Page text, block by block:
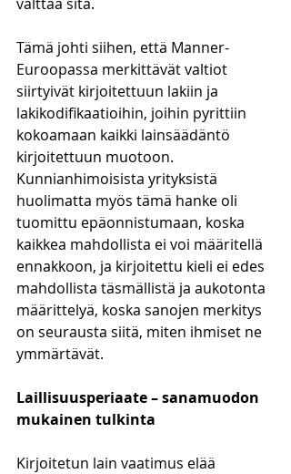
Tämä johti siihen, että Manner-
Euroopassa merkittävät valtiot
siirtyivät kirjoitettuun lakiin ja
lakikodifikaatioihin, joihin pyrittiin
kokoamaan kaikki lainsäädäntö
kirjoitettuun muotoon.
Kunnianhimoisista yrityksistä
huolimatta myös tämä hanke oli
tuomittu epäonnistumaan, koska
kaikkea mahdollista ei voi määritellä
ennakkoon, ja kirjoitettu kieli ei edes
mahdollista täsmällistä ja aukotonta
määrittelyä, koska sanojen merkitys
on seurausta siitä, miten ihmiset ne
ymmärtävät.
Laillisuusperiaate – sanamuodon
mukainen tulkinta
Kirjoitetun lain vaatimus elää